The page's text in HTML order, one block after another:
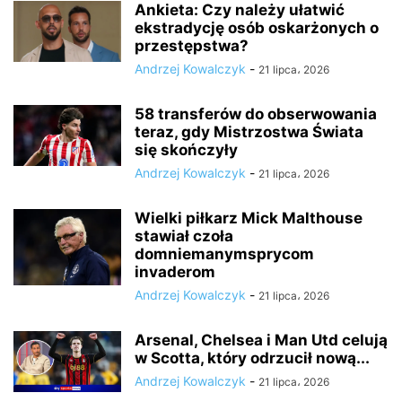
Ankieta: Czy należy ułatwić
ekstradycję osób oskarżonych o
przestępstwa?
Andrzej Kowalczyk - 21 lipca، 2026
58 transferów do obserwowania
teraz, gdy Mistrzostwa Świata
się skończyły
Andrzej Kowalczyk - 21 lipca، 2026
Wielki piłkarz Mick Malthouse
stawiał czoła
domniemanymsprycom
invaderom
Andrzej Kowalczyk - 21 lipca، 2026
Arsenal, Chelsea i Man Utd celują
w Scotta, który odrzucił nową...
Andrzej Kowalczyk - 21 lipca، 2026